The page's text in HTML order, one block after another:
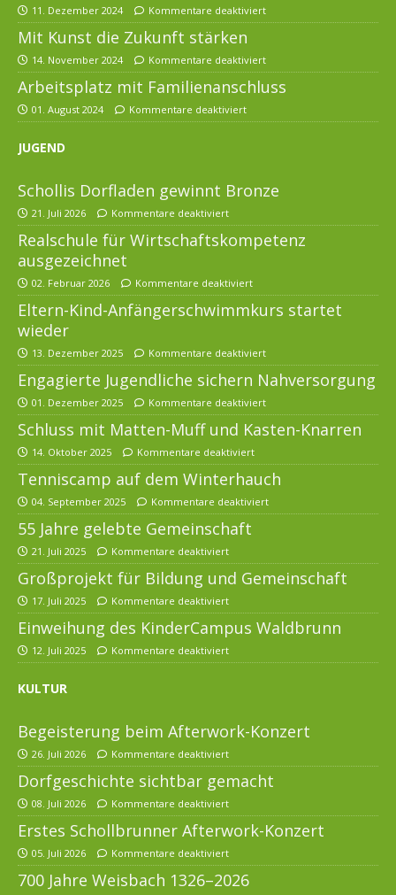
11. Dezember 2024 Kommentare deaktiviert
Mit Kunst die Zukunft stärken
14. November 2024 Kommentare deaktiviert
Arbeitsplatz mit Familienanschluss
01. August 2024 Kommentare deaktiviert
JUGEND
Schollis Dorfladen gewinnt Bronze
21. Juli 2026 Kommentare deaktiviert
Realschule für Wirtschaftskompetenz
ausgezeichnet
02. Februar 2026 Kommentare deaktiviert
Eltern-Kind-Anfängerschwimmkurs startet
wieder
13. Dezember 2025 Kommentare deaktiviert
Engagierte Jugendliche sichern Nahversorgung
01. Dezember 2025 Kommentare deaktiviert
Schluss mit Matten-Muff und Kasten-Knarren
14. Oktober 2025 Kommentare deaktiviert
Tenniscamp auf dem Winterhauch
04. September 2025 Kommentare deaktiviert
55 Jahre gelebte Gemeinschaft
21. Juli 2025 Kommentare deaktiviert
Großprojekt für Bildung und Gemeinschaft
17. Juli 2025 Kommentare deaktiviert
Einweihung des KinderCampus Waldbrunn
12. Juli 2025 Kommentare deaktiviert
KULTUR
Begeisterung beim Afterwork-Konzert
26. Juli 2026 Kommentare deaktiviert
Dorfgeschichte sichtbar gemacht
08. Juli 2026 Kommentare deaktiviert
Erstes Schollbrunner Afterwork-Konzert
05. Juli 2026 Kommentare deaktiviert
700 Jahre Weisbach 1326–2026